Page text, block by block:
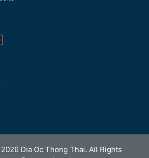
Dia Oc Thong Thai. All Rights